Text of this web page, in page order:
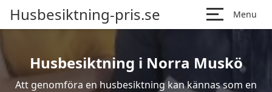
Husbesiktning-pris.se Menu
Husbesiktning i Norra Muskö
Att genomföra en husbesiktning kan kännas som en